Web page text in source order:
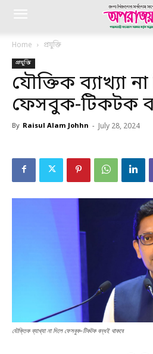
Home প্রযুক্তি
প্রযুক্তি
যৌক্তিক ব্যাখ্যা
ফেসবুক-টিকটক
By Raisul Alam Johhn - July 28, 2024
যৌক্তিক ব্যাখ্যা না দিলে ফেসবুক-টিকটক বন্ধই থাকবে